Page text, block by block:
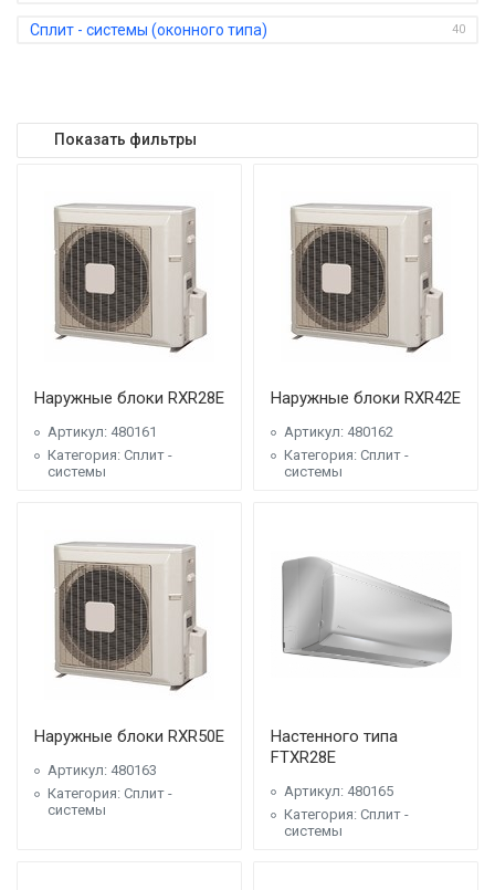
Сплит - системы (оконного типа) 40
Показать фильтры
Наружные блоки RXR28E
Артикул: 480161
Категория: Сплит -
системы
Наружные блоки RXR42E
Артикул: 480162
Категория: Сплит -
системы
Наружные блоки RXR50E
Артикул: 480163
Категория: Сплит -
системы
Настенного типа
FTXR28E
Артикул: 480165
Категория: Сплит -
системы